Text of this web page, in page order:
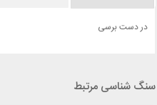
در دست برسی
سنگ شناسی مرتبط